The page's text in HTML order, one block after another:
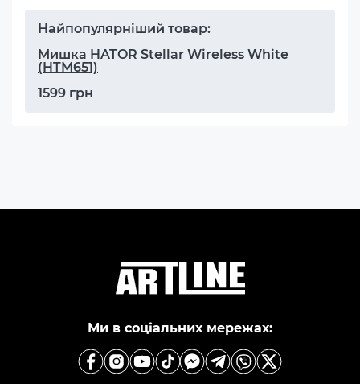
Найпопулярніший товар:
Мишка HATOR Stellar Wireless White
(HTM651)
1599 грн
Ми в соціальних мережах: